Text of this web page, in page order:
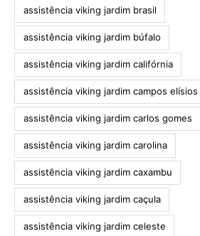
assistência viking jardim brasil
assistência viking jardim búfalo
assistência viking jardim califórnia
assistência viking jardim campos elísios
assistência viking jardim carlos gomes
assistência viking jardim carolina
assistência viking jardim caxambu
assistência viking jardim caçula
assistência viking jardim celeste